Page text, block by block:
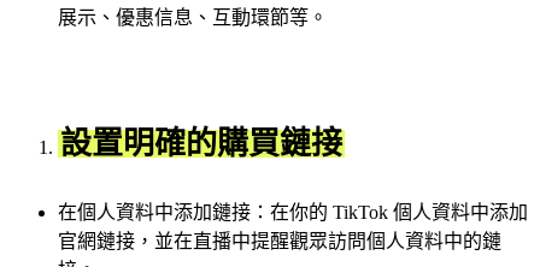
展示、優惠信息、互動環節等。
設置明確的購買鏈接
在個人資料中添加鏈接：在你的 TikTok 個人資料中添加
官網鏈接，並在直播中提醒觀眾訪問個人資料中的鏈